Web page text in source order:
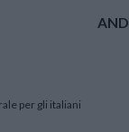
per gli italiani